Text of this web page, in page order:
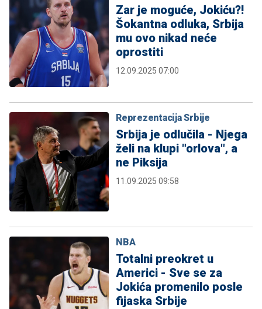
Zar je moguće, Jokiću?!
Šokantna odluka, Srbija
mu ovo nikad neće
oprostiti
12.09.2025 07:00
Reprezentacija Srbije
Srbija je odlučila - Njega
želi na klupi "orlova", a
ne Piksija
11.09.2025 09:58
NBA
Totalni preokret u
Americi - Sve se za
Jokića promenilo posle
fijaska Srbije